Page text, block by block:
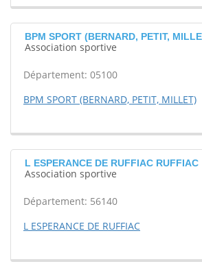
BPM SPORT (BERNARD, PETIT,
Association sportive
Département: 05100
BPM SPORT (BERNARD, PETIT, MILLET)
L ESPERANCE DE RUFFIAC RUFFIAC
Association sportive
Département: 56140
L ESPERANCE DE RUFFIAC